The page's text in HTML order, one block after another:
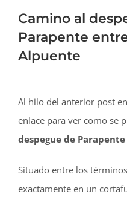
Camino al
Parapente
Alpuente
Al hilo del anterior post
enlace para ver como se
despegue de Parapente
Situado entre los
exactamente en un